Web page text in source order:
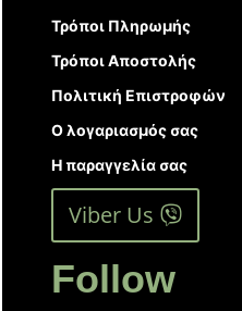
Τρόποι Πληρωμής
Τρόποι Αποστολής
Πολιτική Επιστροφών
Ο λογαριασμός σας
Η παραγγελία σας
Viber Us
Follow